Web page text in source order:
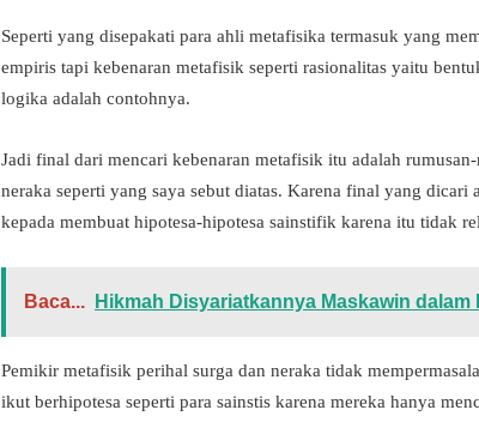
Seperti yang disepakati para ahli metafisika termasuk yang
empiris tapi kebenaran metafisik seperti rasionalitas yaitu
logika adalah contohnya.
Jadi final dari mencari kebenaran metafisik itu adalah
neraka seperti yang saya sebut diatas. Karena final yang
kepada membuat hipotesa-hipotesa sainstifik karena itu tidak
Baca... Hikmah Disyariatkannya Maskawin dalam
Pemikir metafisik perihal surga dan neraka tidak
ikut berhipotesa seperti para sainstis karena mereka hanya